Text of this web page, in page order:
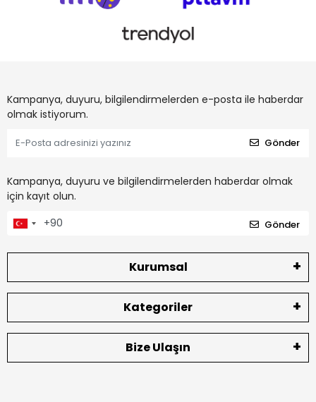
Kampanya, duyuru, bilgilendirmelerden e-posta ile haberdar
olmak istiyorum.
Gönder
Kampanya, duyuru ve bilgilendirmelerden haberdar olmak
için kayıt olun.
Gönder
Kurumsal
Kategoriler
Bize Ulaşın